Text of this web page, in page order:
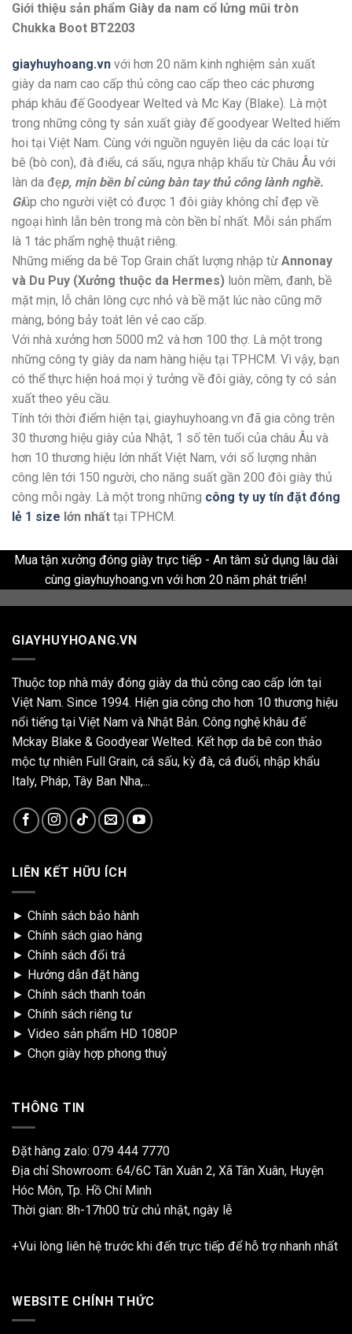
Giới thiệu sản phẩm Giày da nam cổ lửng mũi tròn
Chukka Boot BT2203
giayhuyhoang.vn với hơn 20 năm kinh nghiệm sản xuất
giày da nam cao cấp thủ công cao cấp theo các phương
pháp khâu đế Goodyear Welted và Mc Kay (Blake). Là một
trong những công ty sản xuất giày đế goodyear Welted hiếm
hoi tại Việt Nam. Cùng với nguồn nguyên liệu da các loại từ
bê (bò con), đà điểu, cá sấu, ngựa nhập khẩu từ Châu Âu với
làn da đẹp, mịn bền bỉ cùng bàn tay thủ công lành nghề.
Giúp cho người việt có được 1 đôi giày không chỉ đẹp về
ngoại hình lẫn bên trong mà còn bền bỉ nhất. Mỗi sản phẩm
là 1 tác phẩm nghệ thuật riêng.
Những miếng da bê Top Grain chất lượng nhập từ Annonay
và Du Puy (Xưởng thuộc da Hermes) luôn mềm, đanh, bề
mặt mịn, lỗ chân lông cực nhỏ và bề mặt lúc nào cũng mỡ
màng, bóng bảy toát lên vẻ cao cấp.
Với nhà xưởng hơn 5000 m2 và hơn 100 thợ. Là một trong
những công ty giày da nam hàng hiệu tại TPHCM. Vì vậy, bạn
có thể thực hiện hoá mọi ý tưởng về đôi giày, công ty có sản
xuất theo yêu cầu.
Tính tới thời điểm hiện tại, giayhuyhoang.vn đã gia công trên
30 thương hiệu giày của Nhật, 1 số tên tuổi của châu Âu và
hơn 10 thương hiệu lớn nhất Việt Nam, với số lượng nhân
công lên tới 150 người, cho năng suất gần 200 đôi giày thủ
công mỗi ngày. Là một trong những công ty uy tín đặt đóng
lẻ 1 size lớn nhất tại TPHCM.
Mua tận xưởng đóng giày trực tiếp - An tâm sử dụng lâu dài
cùng giayhuyhoang.vn với hơn 20 năm phát triển!
GIAYHUYHOANG.VN
Thuộc top nhà máy đóng giày da thủ công cao cấp lớn tại
Việt Nam. Since 1994. Hiện gia công cho hơn 10 thương hiệu
nổi tiếng tại Việt Nam và Nhật Bản. Công nghệ khâu đế
Mckay Blake & Goodyear Welted. Kết hợp da bê con thảo
mộc tự nhiên Full Grain, cá sấu, kỳ đà, cá đuối, nhập khẩu
Italy, Pháp, Tây Ban Nha,...
LIÊN KẾT HỮU ÍCH
► Chính sách bảo hành
► Chính sách giao hàng
► Chính sách đổi trả
► Hướng dẫn đặt hàng
► Chính sách thanh toán
► Chính sách riêng tư
► Video sản phẩm HD 1080P
► Chọn giày hợp phong thuỷ
THÔNG TIN
Đặt hàng zalo: 079 444 7770
Địa chỉ Showroom: 64/6C Tân Xuân 2, Xã Tân Xuân, Huyện
Hóc Môn, Tp. Hồ Chí Minh
Thời gian: 8h-17h00 trừ chủ nhật, ngày lễ
+Vui lòng liên hệ trước khi đến trực tiếp để hỗ trợ nhanh nhất
WEBSITE CHÍNH THỨC